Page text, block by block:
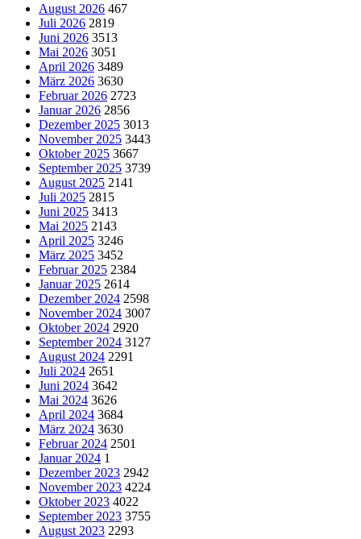
August 2026 467
Juli 2026 2819
Juni 2026 3513
Mai 2026 3051
April 2026 3489
März 2026 3630
Februar 2026 2723
Januar 2026 2856
Dezember 2025 3013
November 2025 3443
Oktober 2025 3667
September 2025 3739
August 2025 2141
Juli 2025 2815
Juni 2025 3413
Mai 2025 2143
April 2025 3246
März 2025 3452
Februar 2025 2384
Januar 2025 2614
Dezember 2024 2598
November 2024 3007
Oktober 2024 2920
September 2024 3127
August 2024 2291
Juli 2024 2651
Juni 2024 3642
Mai 2024 3626
April 2024 3684
März 2024 3630
Februar 2024 2501
Januar 2024 1
Dezember 2023 2942
November 2023 4224
Oktober 2023 4022
September 2023 3755
August 2023 2293